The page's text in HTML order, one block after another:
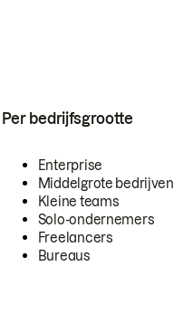
Per bedrijfsgrootte
Enterprise
Middelgrote bedrijven
Kleine teams
Solo-ondernemers
Freelancers
Bureaus